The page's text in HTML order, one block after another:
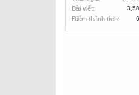
Bài viết
Điểm thành tích